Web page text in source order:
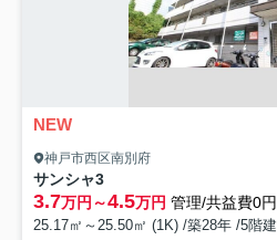
NEW
神戸市西区南別府
サンシャ3
3.7万円～4.5万円 管理/共益費0円
25.17㎡～25.50㎡ (1K) /築28年 /5階建